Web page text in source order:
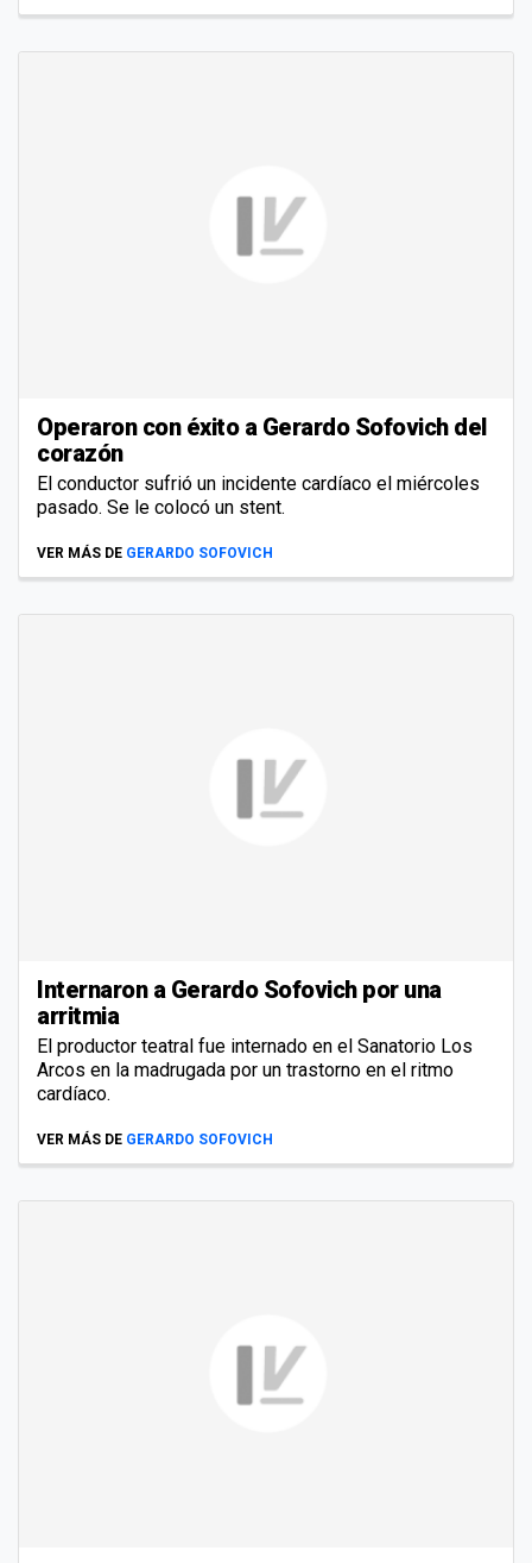
Operaron con éxito a Gerardo Sofovich del
corazón
El conductor sufrió un incidente cardíaco el miércoles
pasado. Se le colocó un stent.
VER MÁS DE GERARDO SOFOVICH
Internaron a Gerardo Sofovich por una
arritmia
El productor teatral fue internado en el Sanatorio Los
Arcos en la madrugada por un trastorno en el ritmo
cardíaco.
VER MÁS DE GERARDO SOFOVICH